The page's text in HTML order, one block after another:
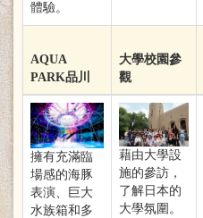
體驗。
AQUA
PARK品川
大學校園參
觀
擁有充滿臨
場感的海豚
表演、巨大
水族箱和多
藉由大學設
施的參訪，
了解日本的
大學氛圍。